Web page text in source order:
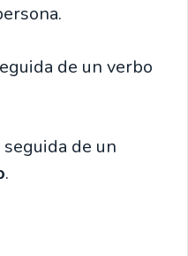
de un verbo
seguida de un
.